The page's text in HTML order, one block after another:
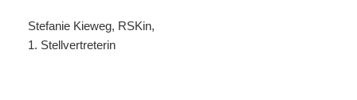
Stefanie Kieweg, RSKin,
1. Stellvertreterin